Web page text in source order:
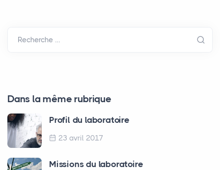
Recherche …
Dans la même rubrique
Profil du laboratoire
23 avril 2017
Missions du laboratoire